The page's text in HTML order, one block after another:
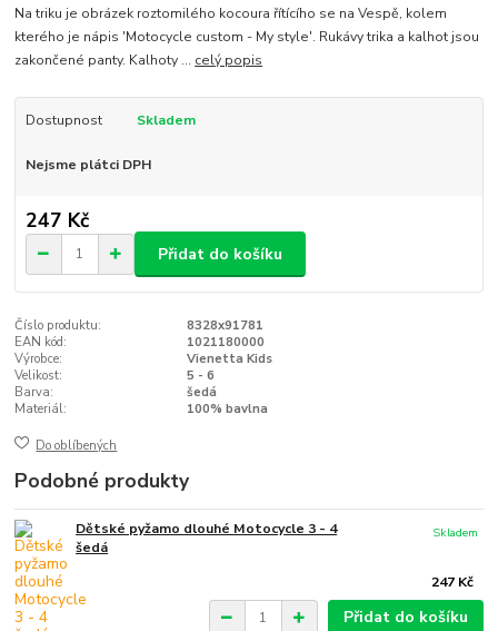
Na triku je obrázek roztomilého kocoura řítícího se na Vespě, kolem
kterého je nápis 'Motocycle custom - My style'. Rukávy trika a kalhot jsou
zakončené panty. Kalhoty ... celý popis
Dostupnost Skladem
Nejsme plátci DPH
247 Kč
Přidat do košíku
Číslo produktu:
8328x91781
EAN kód:
1021180000
Výrobce:
Vienetta Kids
Velikost:
5 - 6
Barva:
šedá
Materiál:
100% bavlna
Do oblíbených
Podobné produkty
Dětské pyžamo dlouhé Motocycle 3 - 4
šedá
247 Kč
Skladem
Přidat do košíku